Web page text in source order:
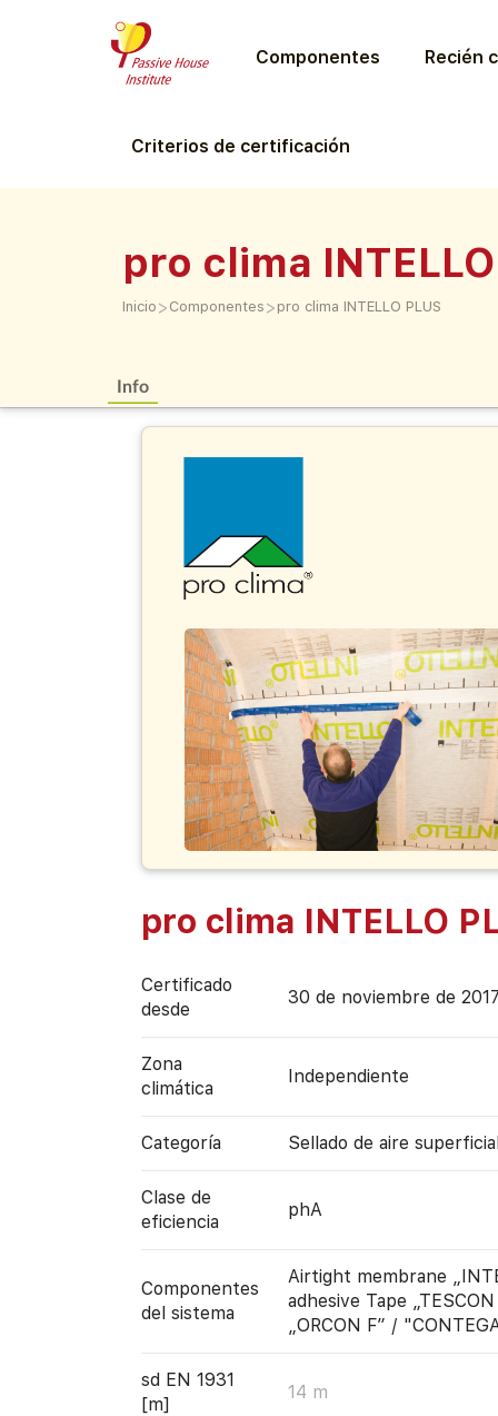
Componentes Recién
Criterios de certificación
pro clima
Inicio > Componentes > pro clima INTELLO PLUS
Info
pro clima INTELLO
Certificado
desde
30 de noviembre de
Zona
climática
Independiente
Categoría Sellado de aire
Clase de
eficiencia
phA
Componentes
del sistema
Airtight membrane
adhesive Tape
„ORCON F” /
sd EN 1931
[m]
14 m